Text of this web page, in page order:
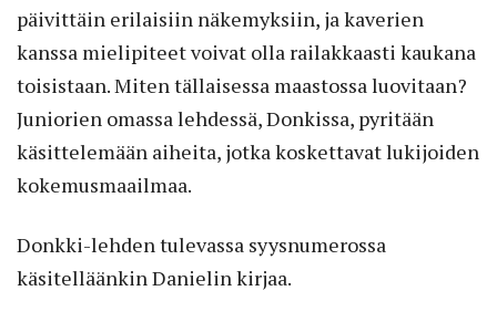
päivittäin erilaisiin näkemyksiin, ja kaverien
kanssa mielipiteet voivat olla railakkaasti kaukana
toisistaan. Miten tällaisessa maastossa luovitaan?
Juniorien omassa lehdessä, Donkissa, pyritään
käsittelemään aiheita, jotka koskettavat lukijoiden
kokemusmaailmaa.
Donkki-lehden tulevassa syysnumerossa
käsitelläänkin Danielin kirjaa.